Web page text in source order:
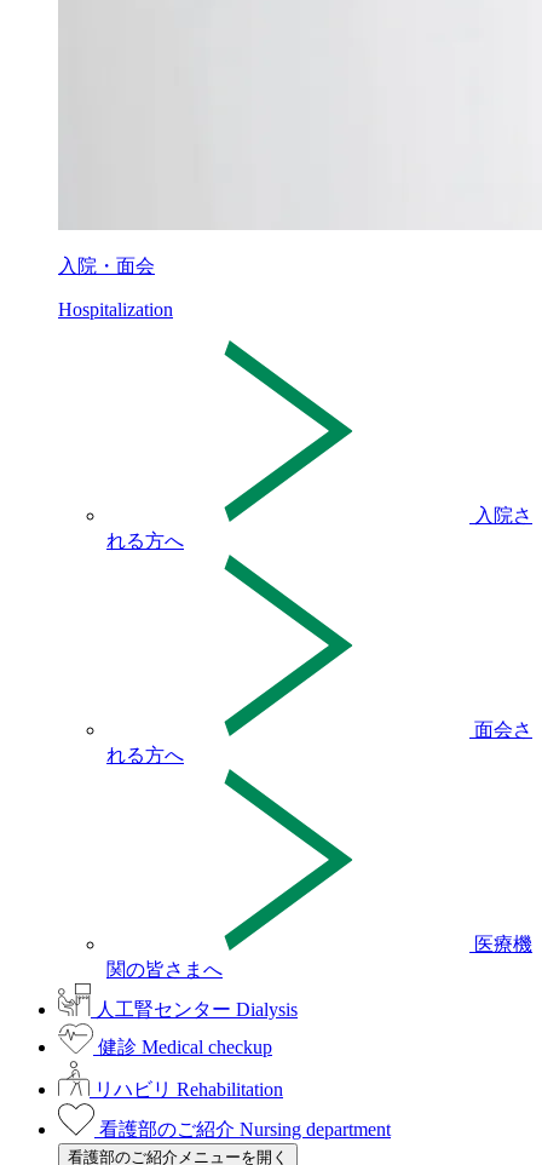
入院・面会
Hospitalization
入院さ
れる方へ
面会さ
れる方へ
医療機
関の皆さまへ
人工腎センター Dialysis
健診 Medical checkup
リハビリ Rehabilitation
看護部のご紹介 Nursing department
看護部のご紹介メニューを開く